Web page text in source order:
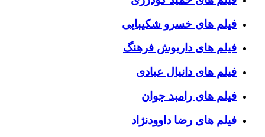
فیلم های خسرو شکیبایی
فیلم های داریوش فرهنگ
فیلم های دانیال عبادی
فیلم های رامبد جوان
فیلم های رضا داوودنژاد